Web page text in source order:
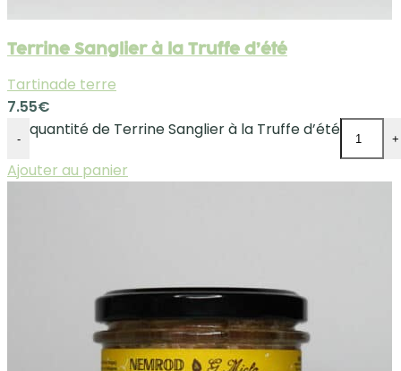
Terrine Sanglier à la Truffe d’été
Tartinade terre
7.55€
- quantité de Terrine Sanglier à la Truffe d’été +
Ajouter au panier